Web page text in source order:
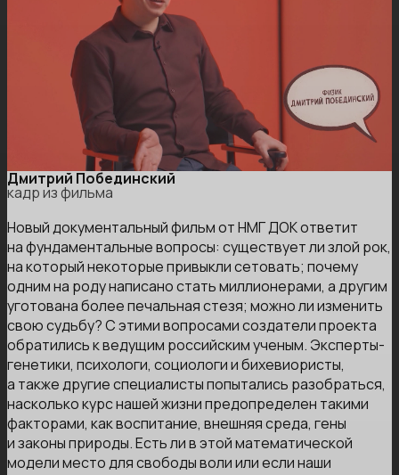
Дмитрий Побединский
кадр из фильма
Новый документальный фильм от НМГ ДОК ответит
на фундаментальные вопросы: существует ли злой рок,
на который некоторые привыкли сетовать; почему
одним на роду написано стать миллионерами, а другим
уготована более печальная стезя; можно ли изменить
свою судьбу? С этими вопросами создатели проекта
обратились к ведущим российским ученым. Эксперты-
генетики, психологи, социологи и бихевиористы,
а также другие специалисты попытались разобраться,
насколько курс нашей жизни предопределен такими
факторами, как воспитание, внешняя среда, гены
и законы природы. Есть ли в этой математической
модели место для свободы воли или если наши